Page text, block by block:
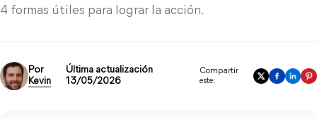
4 formas útiles para lograr la acción.
Por
Kevin
Última actualización
13/05/2026
Compartir
este: